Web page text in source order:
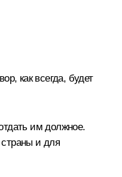
как всегда, будет
им должное.
и для